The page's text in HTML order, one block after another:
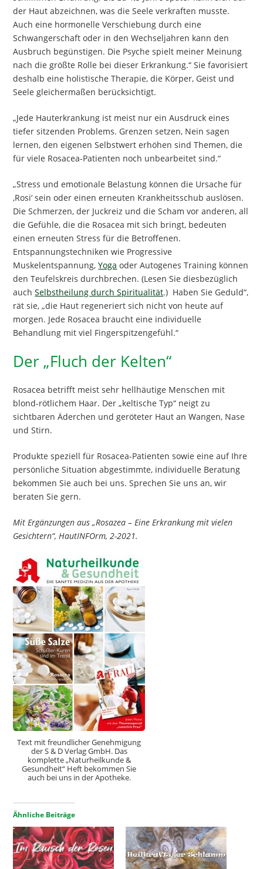
der Haut abzeichnen, was die Seele verkraften musste.
Auch eine hormonelle Verschiebung durch eine
Schwangerschaft oder in den Wechseljahren kann den
Ausbruch begünstigen. Die Psyche spielt meiner Meinung
nach die größte Rolle bei dieser Erkrankung.“ Sie favorisiert
deshalb eine holistische Therapie, die Körper, Geist und
Seele gleichermaßen berücksichtigt.
„Jede Hauterkrankung ist meist nur ein Ausdruck eines
tiefer sitzenden Problems. Grenzen setzen, Nein sagen
lernen, den eigenen Selbstwert erhöhen sind Themen, die
für viele Rosacea-Patienten noch unbearbeitet sind.“
„Stress und emotionale Belastung können die Ursache für
,Rosi‘ sein oder einen erneuten Krankheitsschub auslösen.
Die Schmerzen, der Juckreiz und die Scham vor anderen, all
die Gefühle, die die Rosacea mit sich bringt, bedeuten
einen erneuten Stress für die Betroffenen.
Entspannungstechniken wie Progressive
Muskelentspannung,Yoga oder Autogenes Training können
den Teufelskreis durchbrechen. (Lesen Sie diesbezüglich
auchSelbstheilung durch Spiritualität.) Haben Sie Geduld“,
rät sie, „die Haut regeneriert sich nicht von heute auf
morgen. Jede Rosacea braucht eine individuelle
Behandlung mit viel Fingerspitzengefühl.“
Der „Fluch der Kelten“
Rosacea betrifft meist sehr hellhäutige Menschen mit
blond-rötlichem Haar. Der „keltische Typ“ neigt zu
sichtbaren Äderchen und geröteter Haut an Wangen, Nase
und Stirn.
Produkte speziell für Rosacea-Patienten sowie eine auf Ihre
persönliche Situation abgestimmte, individuelle Beratung
bekommen Sie auch bei uns. Sprechen Sie uns an, wir
beraten Sie gern.
Mit Ergänzungen aus „Rosazea – Eine Erkrankung mit vielen
Gesichtern“, HautINFOrm, 2-2021.
Text mit freundlicher Genehmigung
der S & D Verlag GmbH. Das
komplette „Naturheilkunde &
Gesundheit“ Heft bekommen Sie
auch bei uns in der Apotheke.
Ähnliche Beiträge